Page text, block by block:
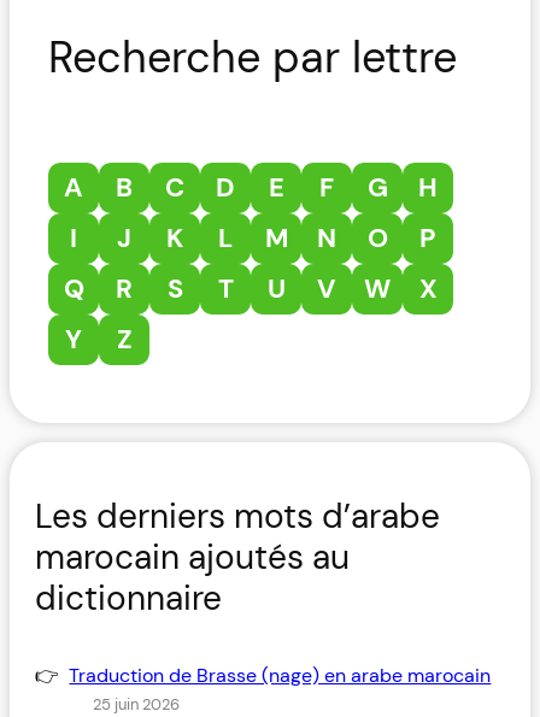
Recherche par lettre
A B C D E F G
H
I
J K L M N O
P
Q
R S T U V W
X
Y
Z
Les derniers mots d’arabe
marocain ajoutés au
dictionnaire
Traduction de Brasse (nage) en arabe marocain
25 juin 2026